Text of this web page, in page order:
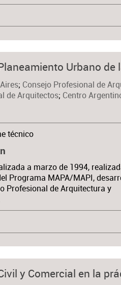
Urbano de
; Consejo Profesional de
de Arquitectos; Centro
técnico
a marzo de 1994,
Programa MAPA/MAPI,
Profesional de Arquitectura y
y Comercial en la